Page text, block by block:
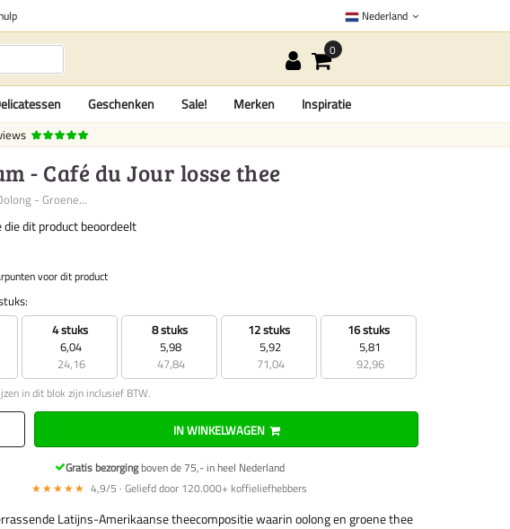
Nederland
Geschenken Sale! Merken Inspiratie
- Café du Jour losse thee
- Groene...
dit product beoordeelt
voor dit product
4 stuks
6,04
24,16
8 stuks
5,98
47,84
12 stuks
5,92
71,04
16 stuks
5,81
92,96
in dit blok zijn inclusief BTW.
IN WINKELWAGEN
Gratis bezorgingboven de 75,- in heel Nederland
★★★★★ 4,9/5 · Geliefd door 120.000+ koffieliefhebbers
Latijns-Amerikaanse theecompositie waarin oolong en groene thee